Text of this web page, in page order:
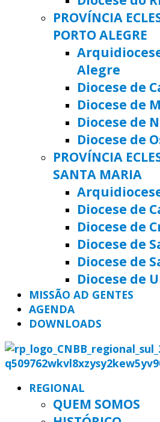
PROVÍNCIA
PORTO ALEGRE
Alegre
Diocese de
Diocese de
Diocese de
Diocese de
PROVÍNCIA
SANTA MARIA
Diocese de
Diocese de
Diocese de
Diocese de
Diocese de
MISSÃO AD GENTES
AGENDA
DOWNLOADS
REGIONAL
QUEM SOMOS